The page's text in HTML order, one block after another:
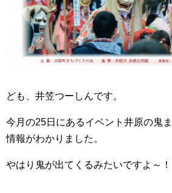
ども、井笠つーしんです。
今月の25日にあるイベント井原の鬼
情報がわかりました。
やはり鬼が出てくるみたいですよ～！